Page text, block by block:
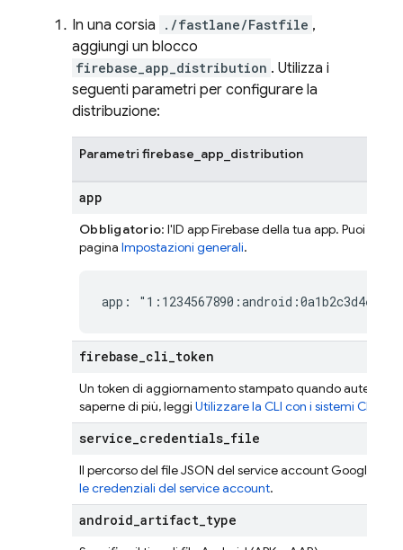
In una corsia ./fastlane/Fastfile ,
aggiungi un blocco
firebase_app_distribution . Utilizza i
seguenti parametri per configurare la
distribuzione:
Parametri firebase_app_distribution
app
Obbligatorio: l'ID app Firebase della tua app. Puoi
pagina Impostazioni generali.
app:
firebase_cli_token
Un token di aggiornamento stampato quando
saperne di più, leggi Utilizzare la CLI con i sistemi CI
service_credentials_file
Il percorso del file JSON del service account Google.
le credenziali del service account.
android_artifact_type